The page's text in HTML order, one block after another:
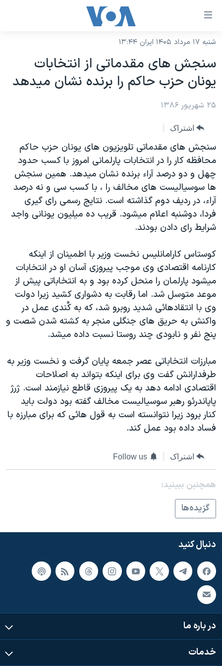
لینکهای
دسترسی
جهش
محتوای
اصلی
اصلی
جهش
جستجو
نسخه سبک وب‌سایت
موضوع ها
ایران
آمریکا
جهان
ورزشی
گزیده‌ها
ویژه برنامه‌ها
ویدیوها
فرهنگ و زندگی
حقوق شهروندی
اقتصادی
علم و فناوری
اسرائیل در جنگ
گالری عکس
آرشیو پخش زنده
برنامه های تلویزیونی
جدول برنامه ها
صفحه‌های ویژه
جام جهانی ۲۰۲۶
عملیات خشم حماسی
بایگانی برنامه‌های تلویزیونی
مستندها
انتخابات ریاست جمهوری آمریکا ۲۰۲۴
حمله جمهوری اسلامی به اسرائیل
رمز مهسا
ورزش زنان در ایران
اعتراضات زن، زندگی، آزادی
مجموعه مستندهای دادخواهی
تریبونال مردمی آبان ۹۸
دادگاه حمید نوری
چهل سال گروگان‌گیری
قانون شفافیت دارائی کادر رهبری ایران
اعتراضات مردمی آبان ۹۸
نرگس محمدی برنده جایزه نوبل صلح
همایش محافظه‌کاران آمریکا «سی‌پک»
صفحه‌های ویژه
سفر پرزیدنت ترامپ به چین
فرکانس‌های صدای آمریکا
پخش رادیویی
یادگیری زبان انگلیسی
دنبال کنید
زبانهای مختلف
شنبه ۱۷ مرداد ۱۴۰۵ ایران ۱۳:۴۴
سنجش های مقدماتی از انتخابات
يونان حزب حاکم را برنده نشان ميدهد
۲۵ شهریور ۱۳۸۶
اشتراک
سنجش های مقدماتی تلويزيون های يونان حزب حاکم
محافظه کار را در انتخابات پارلمانی امروز با کسب حدود
چهل و دو درصد آراء برنده نشان ميدهد. همين سنجش
ها سوسياليست های مخالف را ، با کسب سی و نه درصد
آراء، در رديف دوم گذاشته است. نتايج رسمی رای گيری
فردا، دوشنبه اعلام ميشود. قريب ده ميليون يونانی واجد
شرايط رای دادن بودند.
کوستاس کارامانليس نخست وزير با اطمينان از اينکه
کارنامه اقتصادی وی موجب پيروزی آسان او در انتخابات
ميشود پارلمان را منحل کرده بود و به انتخاباتی پيش از
موعد متوسل شد. اما رقابت به دشواری کشيد زيرا دولت
وی با انتقادهائی شديد روبرو شد، که به کٌندی عمل در
واکنش به حريق های جنگلی منجر به کشته شدن شصت و
پنج نفر و نابودی چند روستا نسبت داده ميشد.
مبارزات انتخاباتی عصر جمعه پايان گرفت و نخست وزير به
طرفدارانش گفت وی برای اينکه بتواند به اصلاحات
اقتصادی ادامه دهد به يک پيروزی قاطع نيازمند است. ژرژ
پاپاندرئو رهبر سوسياليست مخالف گفته بود دولت بايد
کنار برود زيرا نتوانسته است به قول هائی که برای مبارزه با
فساد داده بود عمل کند.
اشتراک Follow us
همچنبن ببینید:
گزيده‌ها
دنبال کنید
در باره ما
خدمات